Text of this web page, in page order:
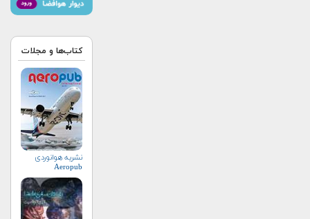
کتاب‌ها و مجلات
نشریه هوانوردی
Aeropub